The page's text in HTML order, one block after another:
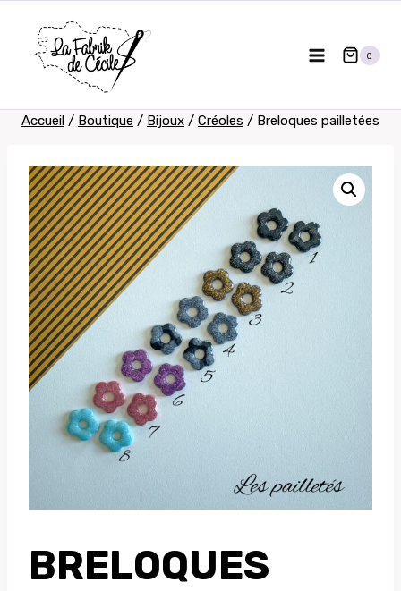
contenu
0
Accueil / Boutique / Bijoux / Créoles / Breloques pailletées
BRELOQUES